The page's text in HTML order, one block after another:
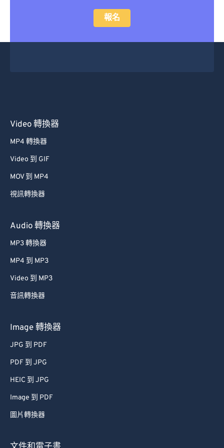
報名
Video 轉換器
MP4 轉換器
Video 到 GIF
MOV 到 MP4
視訊轉換器
Audio 轉換器
MP3 轉換器
MP4 到 MP3
Video 到 MP3
音訊轉換器
Image 轉換器
JPG 到 PDF
PDF 到 JPG
HEIC 到 JPG
Image 到 PDF
圖片轉換器